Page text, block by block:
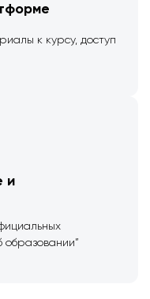
к курсу, доступ
и
образовании”